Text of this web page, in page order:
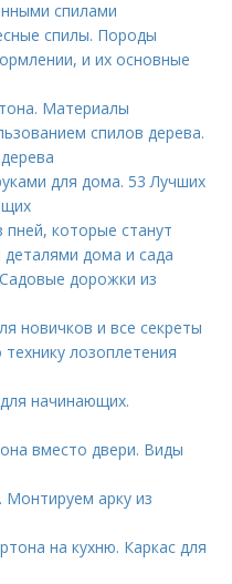
спилами
спилы. Породы
и их основные
Материалы
спилов дерева.
для дома. 53 Лучших
пней, которые станут
дома и сада
дорожки из
новичков и все секреты
лозоплетения
начинающих.
вместо двери. Виды
Монтируем арку из
на кухню. Каркас для